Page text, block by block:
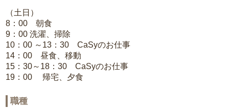
（土日）
8：00 朝食
9：00 洗濯、掃除
10：00 ～13：30 CaSyのお仕事
14：00 昼食、移動
15：30～18：30 CaSyのお仕事
19：00 帰宅、夕食
職種